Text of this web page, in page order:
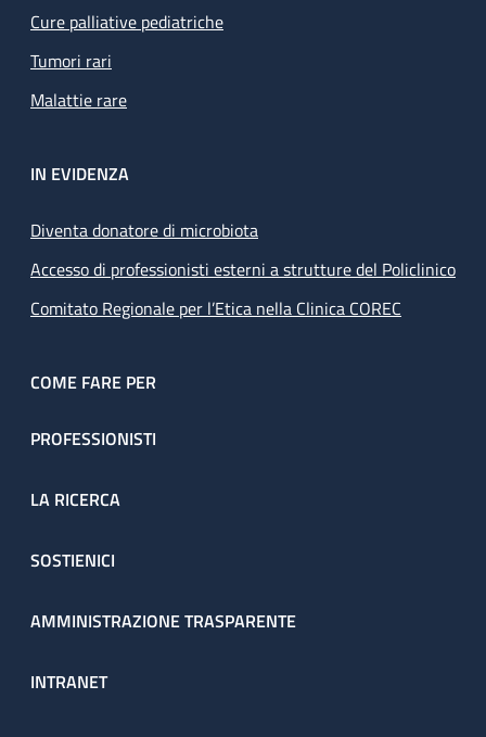
Cure palliative pediatriche
Tumori rari
Malattie rare
IN EVIDENZA
Diventa donatore di microbiota
Accesso di professionisti esterni a strutture del Policlinico
Comitato Regionale per l’Etica nella Clinica COREC
COME FARE PER
PROFESSIONISTI
LA RICERCA
SOSTIENICI
AMMINISTRAZIONE TRASPARENTE
INTRANET